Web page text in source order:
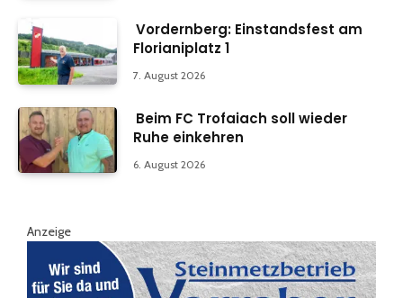
Vordernberg: Einstandsfest am
Florianiplatz 1
7. August 2026
Beim FC Trofaiach soll wieder
Ruhe einkehren
6. August 2026
Anzeige